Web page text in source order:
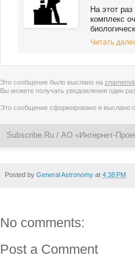
На этот
комплекс
Читать
Это сообщение было выслано на
Вы можете получать уведомления один
Это сообщение сформировано и выслано
Subscribe.Ru / АО «Интернет-
Posted by General Astronomy at 4:38 PM
No comments:
Post a Comment